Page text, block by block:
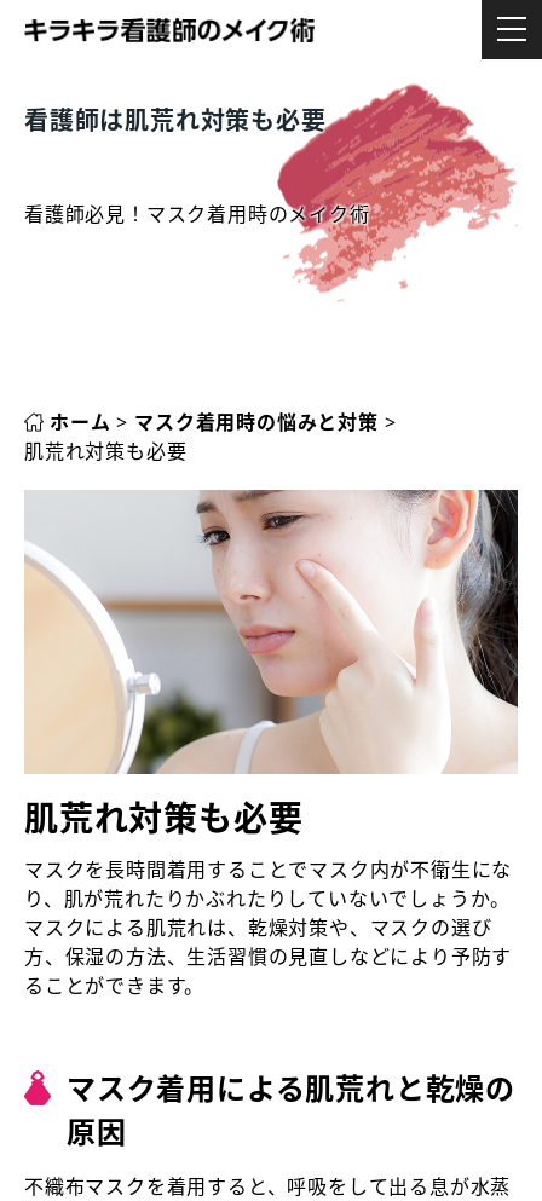
看護師は肌荒れ対策も必要
看護師必見！マスク着用時のメイク術
ホーム > マスク着用時の悩みと対策 >
肌荒れ対策も必要
肌荒れ対策も必要
マスクを長時間着用することでマスク内が不衛生にな
り、肌が荒れたりかぶれたりしていないでしょうか。
マスクによる肌荒れは、乾燥対策や、マスクの選び
方、保湿の方法、生活習慣の見直しなどにより予防す
ることができます。
マスク着用による肌荒れと乾燥の
原因
不織布マスクを着用すると、呼吸をして出る息が水蒸